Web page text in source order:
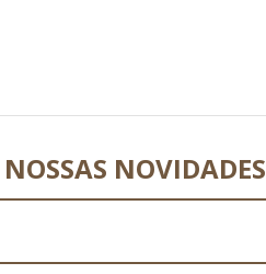
NOSSAS NOVIDADES